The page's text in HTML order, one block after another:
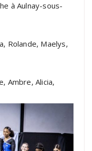
à Aulnay-sous-
Rolande, Maelys,
Ambre, Alicia,